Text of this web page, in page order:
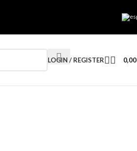
LOGIN / REGISTER